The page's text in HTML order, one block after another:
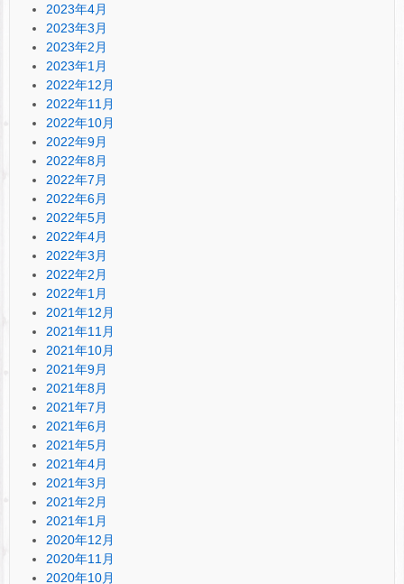
2023年4月
2023年3月
2023年2月
2023年1月
2022年12月
2022年11月
2022年10月
2022年9月
2022年8月
2022年7月
2022年6月
2022年5月
2022年4月
2022年3月
2022年2月
2022年1月
2021年12月
2021年11月
2021年10月
2021年9月
2021年8月
2021年7月
2021年6月
2021年5月
2021年4月
2021年3月
2021年2月
2021年1月
2020年12月
2020年11月
2020年10月